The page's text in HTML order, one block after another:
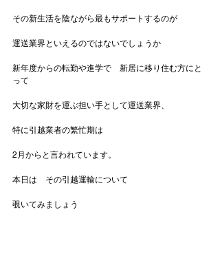
その新生活を陰ながら最もサポートするのが
運送業界といえるのではないでしょうか
新年度からの転勤や進学で　新居に移り住む方にと
って
大切な家財を運ぶ担い手として運送業界、
特に引越業者の繁忙期は
2月からと言われています。
本日は　その引越運輸について
覗いてみましょう